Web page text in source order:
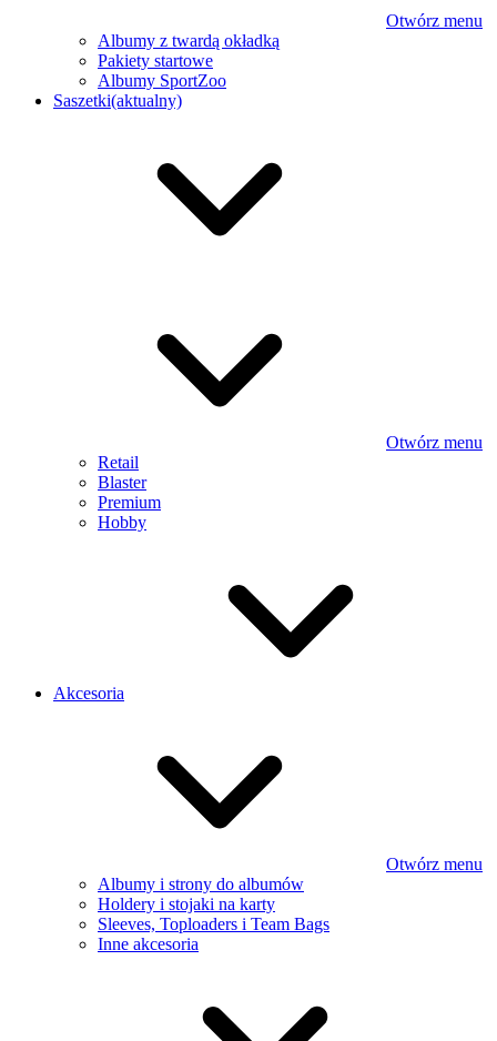
Otwórz menu
Albumy z twardą okładką
Pakiety startowe
Albumy SportZoo
Saszetki(aktualny)
Otwórz menu
Retail
Blaster
Premium
Hobby
Akcesoria
Otwórz menu
Albumy i strony do albumów
Holdery i stojaki na karty
Sleeves, Toploaders i Team Bags
Inne akcesoria